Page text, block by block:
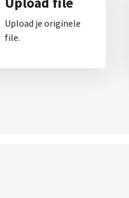
Upload je originele
file.